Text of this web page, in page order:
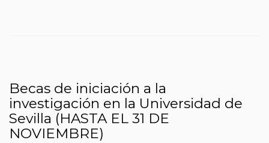
Becas de iniciación a la
investigación en la Universidad de
Sevilla (HASTA EL 31 DE
NOVIEMBRE)